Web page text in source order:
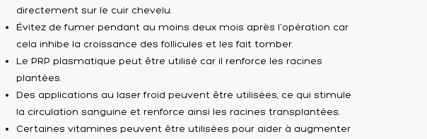
directement sur le cuir chevelu.
Évitez de fumer pendant au moins deux mois après l'opération car
cela inhibe la croissance des follicules et les fait tomber.
Le PRP plasmatique peut être utilisé car il renforce les racines
plantées.
Des applications au laser froid peuvent être utilisées, ce qui stimule
la circulation sanguine et renforce ainsi les racines transplantées.
Certaines vitamines peuvent être utilisées pour aider à augmenter